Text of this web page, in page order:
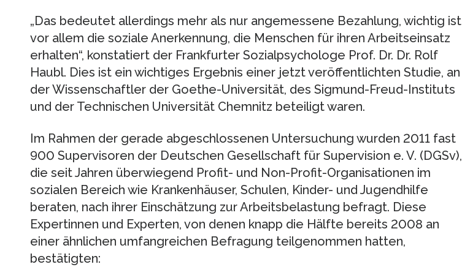
„Das bedeutet allerdings mehr als nur angemessene Bezahlung, wichtig ist
vor allem die soziale Anerkennung, die Menschen für ihren Arbeitseinsatz
erhalten“, konstatiert der Frankfurter Sozialpsychologe Prof. Dr. Dr. Rolf
Haubl. Dies ist ein wichtiges Ergebnis einer jetzt veröffentlichten Studie, an
der Wissenschaftler der Goethe-Universität, des Sigmund-Freud-Instituts
und der Technischen Universität Chemnitz beteiligt waren.
Im Rahmen der gerade abgeschlossenen Untersuchung wurden 2011 fast
900 Supervisoren der Deutschen Gesellschaft für Supervision e. V. (DGSv),
die seit Jahren überwiegend Profit- und Non-Profit-Organisationen im
sozialen Bereich wie Krankenhäuser, Schulen, Kinder- und Jugendhilfe
beraten, nach ihrer Einschätzung zur Arbeitsbelastung befragt. Diese
Expertinnen und Experten, von denen knapp die Hälfte bereits 2008 an
einer ähnlichen umfangreichen Befragung teilgenommen hatten,
bestätigten: